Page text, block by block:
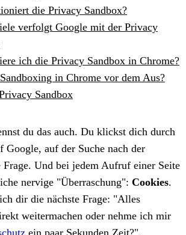
die Privacy Sandbox?
verfolgt Google mit der Privacy
ich die Privacy Sandbox in Chrome?
in Chrome vor dem Aus?
Sandbox
du das auch. Du klickst dich durch
Google, auf der Suche nach der
Und bei jedem Aufruf einer Seite
nervige "Überraschung": Cookies.
dir die nächste Frage: "Alles
weitermachen oder nehme ich mir
ein paar Sekunden Zeit?".